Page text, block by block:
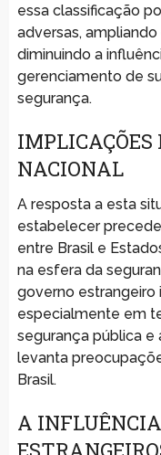
essa classificação
adversas,
diminuindo a
gerenciamento de
segurança.
NACIONAL
A resposta a esta
estabelecer
entre Brasil e
na esfera da
governo estrangeiro
especialmente em
segurança pública e
levanta
Brasil.
A INFLUÊNCIA